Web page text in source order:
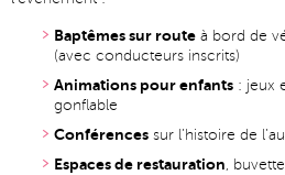
Baptêmes sur route à bord de
(avec conducteurs inscrits)
Animations pour enfants : jeux
gonflable
Conférences sur l’histoire de
Espaces de restauration,